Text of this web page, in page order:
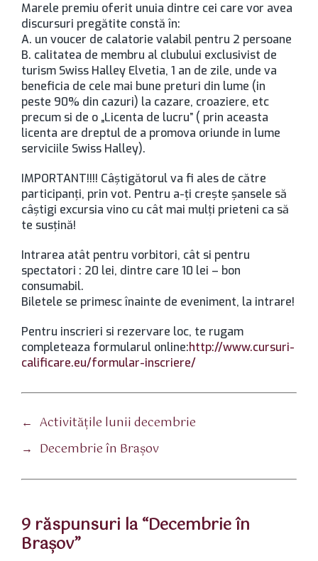
Marele premiu oferit unuia dintre cei care vor avea
discursuri pregătite constă în:
A. un voucer de calatorie valabil pentru 2 persoane
B. calitatea de membru al clubului exclusivist de
turism Swiss Halley Elvetia, 1 an de zile, unde va
beneficia de cele mai bune preturi din lume (in
peste 90% din cazuri) la cazare, croaziere, etc
precum si de o „Licenta de lucru” ( prin aceasta
licenta are dreptul de a promova oriunde in lume
serviciile Swiss Halley).
IMPORTANT!!!! Câştigătorul va fi ales de către
participanţi, prin vot. Pentru a-ţi creşte şansele să
câştigi excursia vino cu cât mai mulţi prieteni ca să
te susţină!
Intrarea atât pentru vorbitori, cât si pentru
spectatori : 20 lei, dintre care 10 lei – bon
consumabil.
Biletele se primesc înainte de eveniment, la intrare!
Pentru inscrieri si rezervare loc, te rugam
completeaza formularul online:http://www.cursuri-
calificare.eu/formular-inscriere/
← Activităţile lunii decembrie
→ Decembrie în Braşov
9 răspunsuri la “Decembrie în
Braşov”